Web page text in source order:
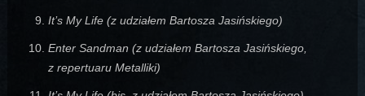
It’s My Life (z udziałem Bartosza Jasińskiego)
Enter Sandman (z udziałem Bartosza Jasińskiego,
z repertuaru Metalliki)